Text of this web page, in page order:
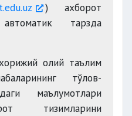
) ахборот
тарзда
олий таълим
тўлов-
маълумотлари
тизимларини